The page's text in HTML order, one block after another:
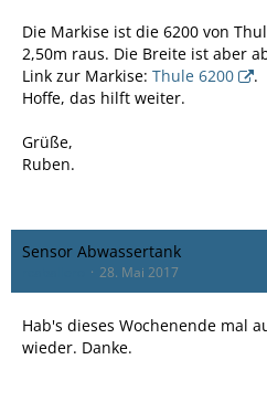
Die Markise ist die 6200 von
2,50m raus. Die Breite ist aber
Link zur Markise: Thule 6200
.
Hoffe, das hilft weiter.
Grüße,
Ruben.
Sensor Abwassertank
28. Mai 2017
Hab's dieses Wochenende mal
wieder. Danke.